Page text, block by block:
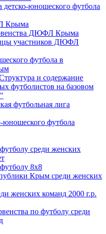
детско-юношеского футбола
Крыма
ДЮФЛ Крыма
участников ДЮФЛ
футбола в
и содержание
футболистов на базовом
футбольная лига
юношеского футбола
среди женских
8х8
Крым среди женских
женских команд 2000 г.р.
по футболу среди